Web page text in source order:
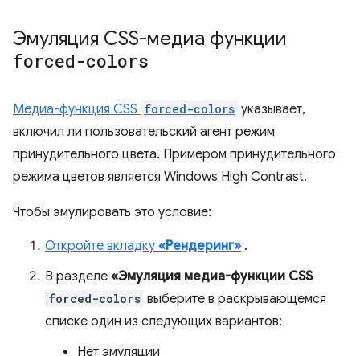
Эмуляция CSS-медиа функции
forced-colors
Медиа-функция CSS forced-colors указывает,
включил ли пользовательский агент режим
принудительного цвета. Примером принудительного
режима цветов является Windows High Contrast.
Чтобы эмулировать это условие:
Откройте вкладку «Рендеринг» .
В разделе «Эмуляция медиа-функции CSS
forced-colors выберите в раскрывающемся
списке один из следующих вариантов:
Нет эмуляции